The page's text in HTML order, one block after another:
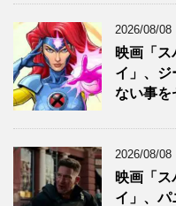
2026/08/08
映画「
イ」、ジ
ない事を
2026/08/08
映画「
イ」、パ